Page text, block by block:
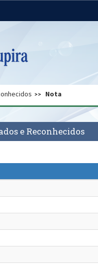
Gabinete de Segurança
Nota
e Reconhecidos